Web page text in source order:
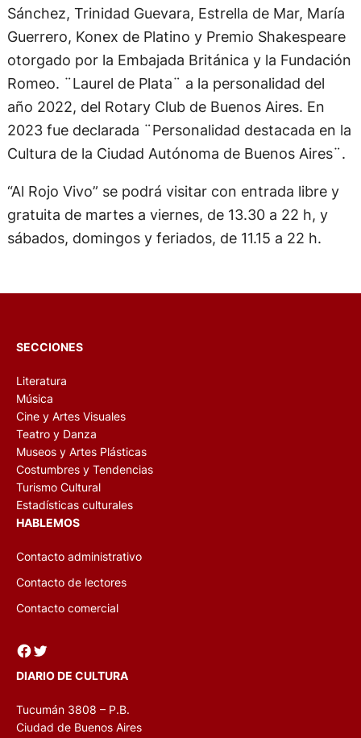
Sánchez, Trinidad Guevara, Estrella de Mar, María
Guerrero, Konex de Platino y Premio Shakespeare
otorgado por la Embajada Británica y la Fundación
Romeo. ¨Laurel de Plata¨ a la personalidad del
año 2022, del Rotary Club de Buenos Aires. En
2023 fue declarada ¨Personalidad destacada en la
Cultura de la Ciudad Autónoma de Buenos Aires¨.
“Al Rojo Vivo” se podrá visitar con entrada libre y
gratuita de martes a viernes, de 13.30 a 22 h, y
sábados, domingos y feriados, de 11.15 a 22 h.
SECCIONES
Literatura
Música
Cine y Artes Visuales
Teatro y Danza
Museos y Artes Plásticas
Costumbres y Tendencias
Turismo Cultural
Estadísticas culturales
HABLEMOS
Contacto administrativo
Contacto de lectores
Contacto comercial
Facebook Twitter
DIARIO DE CULTURA
Tucumán 3808 – P.B.
Ciudad de Buenos Aires